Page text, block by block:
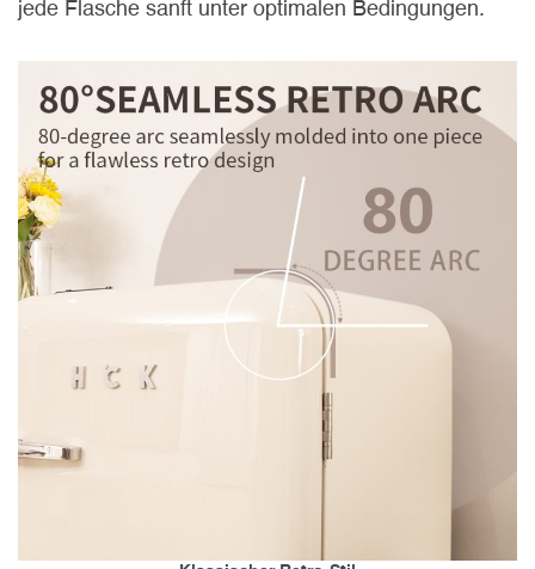
jede Flasche sanft unter optimalen Bedingungen.